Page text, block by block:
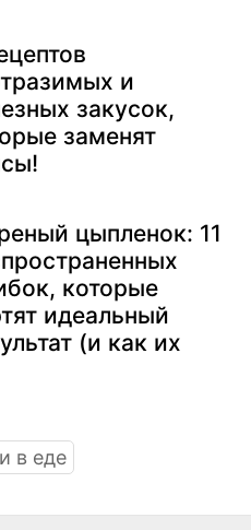
и
закусок,
заменят
цыпленок: 11
которые
идеальный
(и как их
в еде